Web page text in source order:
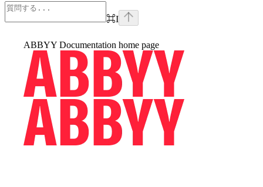
⌘I
ABBYY Documentation home page